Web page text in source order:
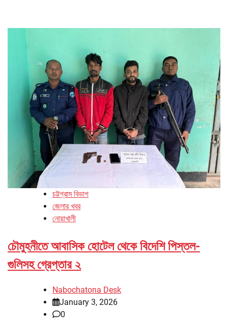
চট্টগ্রাম বিভাগ
জেলার খবর
নোয়াখালী
চৌমুহনীতে আবাসিক হোটেল থেকে বিদেশি পিস্তল-
গুলিসহ গ্রেপ্তার ২
Nabochatona Desk
January 3, 2026
0